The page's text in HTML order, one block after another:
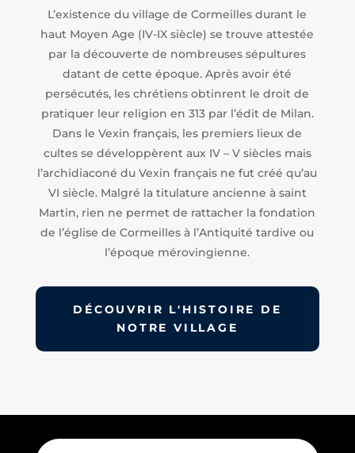
L’existence du village de Cormeilles durant le
haut Moyen Age (IV-IX siècle) se trouve attestée
par la découverte de nombreuses sépultures
datant de cette époque. Après avoir été
persécutés, les chrétiens obtinrent le droit de
pratiquer leur religion en 313 par l’édit de Milan.
Dans le Vexin français, les premiers lieux de
cultes se développèrent aux IV – V siècles mais
l’archidiaconé du Vexin français ne fut créé qu’au
VI siècle. Malgré la titulature ancienne à saint
Martin, rien ne permet de rattacher la fondation
de l’église de Cormeilles à l’Antiquité tardive ou
l’époque mérovingienne.
DÉCOUVRIR L'HISTOIRE DE
NOTRE VILLAGE